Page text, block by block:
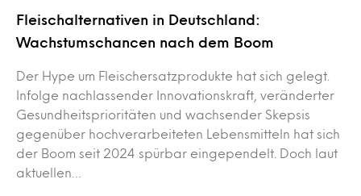
Fleischalternativen in Deutschland:
Wachstumschancen nach dem Boom
Der Hype um Fleischersatzprodukte hat sich gelegt.
Infolge nachlassender Innovationskraft, veränderter
Gesundheitsprioritäten und wachsender Skepsis
gegenüber hochverarbeiteten Lebensmitteln hat sich
der Boom seit 2024 spürbar eingependelt. Doch laut
aktuellen…